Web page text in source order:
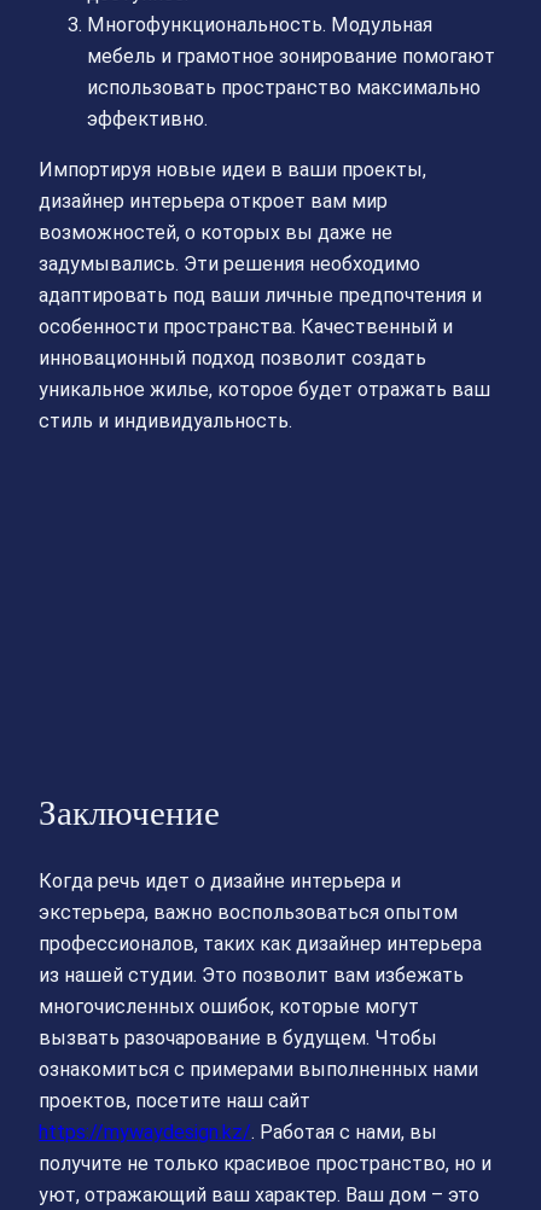
Многофункциональность. Модульная
мебель и грамотное зонирование помогают
использовать пространство максимально
эффективно.
Импортируя новые идеи в ваши проекты,
дизайнер интерьера откроет вам мир
возможностей, о которых вы даже не
задумывались. Эти решения необходимо
адаптировать под ваши личные предпочтения и
особенности пространства. Качественный и
инновационный подход позволит создать
уникальное жилье, которое будет отражать ваш
стиль и индивидуальность.
Заключение
Когда речь идет о дизайне интерьера и
экстерьера, важно воспользоваться опытом
профессионалов, таких как дизайнер интерьера
из нашей студии. Это позволит вам избежать
многочисленных ошибок, которые могут
вызвать разочарование в будущем. Чтобы
ознакомиться с примерами выполненных нами
проектов, посетите наш сайт
https://mywaydesign.kz/. Работая с нами, вы
получите не только красивое пространство, но и
уют, отражающий ваш характер. Ваш дом – это